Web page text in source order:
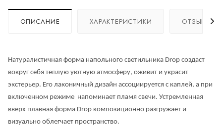
ОПИСАНИЕ ХАРАКТЕРИСТИКИ ОТЗЫВЫ
Натуралистичная форма напольного светильника Drop создаст
вокруг себя теплую уютную атмосферу, оживит и украсит
экстерьер. Его лаконичный дизайн ассоциируется с каплей, а при
включенном режиме напоминает пламя свечи. Устремленная
вверх плавная форма Drop композиционно разгружает и
визуально облегчает пространство.